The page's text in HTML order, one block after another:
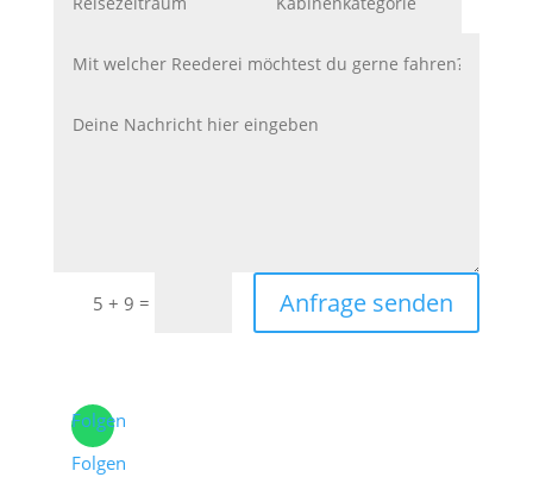
5 + 9 = Anfrage senden
Folgen
Folgen